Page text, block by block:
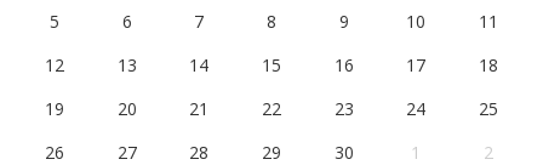
5
6 7 8 9 10
11
12
13 14 15 16 17
18
19
20 21 22 23 24
25
26
27 28 29 30 1 2